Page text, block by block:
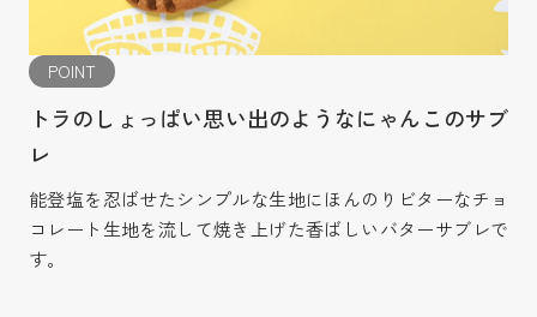
POINT
トラのしょっぱい思い出のようなにゃんこのサブ
レ
能登塩を忍ばせたシンプルな生地にほんのりビターなチョ
コレート生地を流して焼き上げた香ばしいバターサブレで
す。